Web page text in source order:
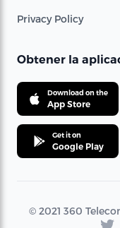
Privacy Policy
Obtener la
Download on the
App Store
Get it on
Google Play
© 2021 360